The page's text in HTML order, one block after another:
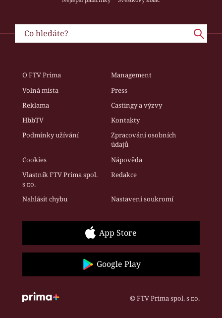
O FTV Prima
Management
Volná místa
Press
Reklama
Castingy a výzvy
HbbTV
Kontakty
Podmínky užívání
Zpracování osobních
údajů
Cookies
Nápověda
Vlastník FTV Prima spol.
s r.o.
Redakce
Nahlásit chybu Nastavení soukromí
App Store
Google Play
© FTV Prima spol. s r.o.